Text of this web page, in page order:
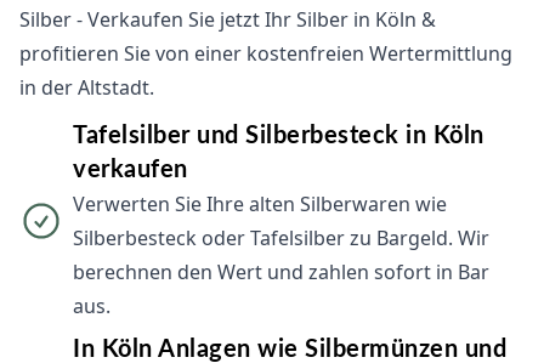
Silber - Verkaufen Sie jetzt Ihr Silber in Köln &
profitieren Sie von einer kostenfreien Wertermittlung
in der Altstadt.
Tafelsilber und Silberbesteck in Köln
verkaufen
Verwerten Sie Ihre alten Silberwaren wie
Silberbesteck oder Tafelsilber zu Bargeld. Wir
berechnen den Wert und zahlen sofort in Bar
aus.
In Köln Anlagen wie Silbermünzen und